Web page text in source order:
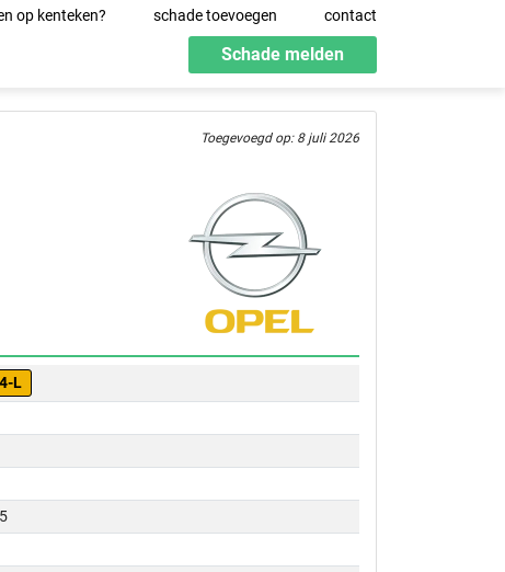
op kenteken? schade toevoegen contact
Schade melden
Toegevoegd op: 8 juli 2026
L